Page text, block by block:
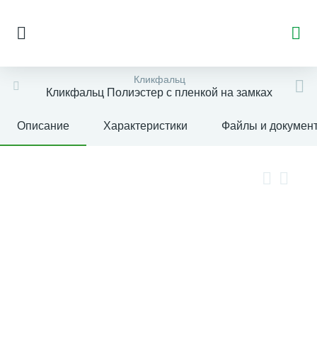
Кликфальц
Кликфальц Полиэстер с пленкой на замках
Описание Характеристики Файлы и